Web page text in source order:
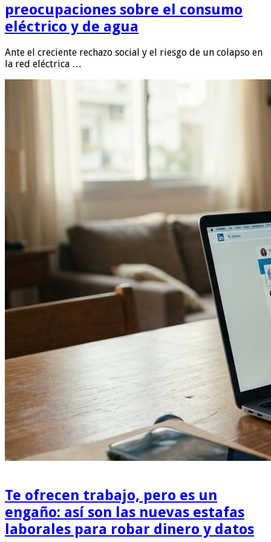
preocupaciones sobre el consumo
eléctrico y de agua
Ante el creciente rechazo social y el riesgo de un colapso en
la red eléctrica …
Te ofrecen trabajo, pero es un
engaño: así son las nuevas estafas
laborales para robar dinero y datos